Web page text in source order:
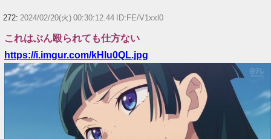
272: 2024/02/20(火) 00:30:12.44 ID:FE/V1xxl0
これはぶん殴られても仕方ない
https://i.imgur.com/kHlu0QL.jpg